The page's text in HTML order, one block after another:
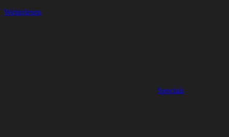
Weiterlesen
Specials